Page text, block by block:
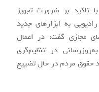
تاکید بر ضرورت تجهیز
به ابزارهای جدید
مجازی گفت: در اعمال
در تنظیم‌گری
مردم در حال تضییع